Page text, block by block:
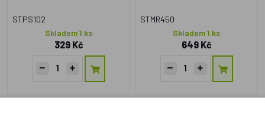
STPS102
Skladem 1 ks
329 Kč
STMR450
Skladem 1 ks
649 Kč